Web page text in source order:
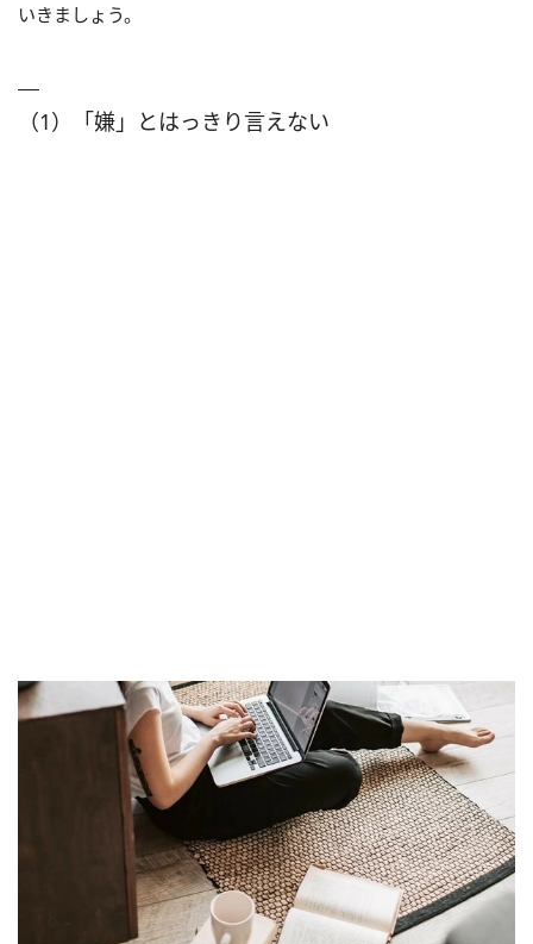
いきましょう。
（1）「嫌」とはっきり言えない